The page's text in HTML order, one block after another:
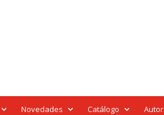
Novedades Catálogo